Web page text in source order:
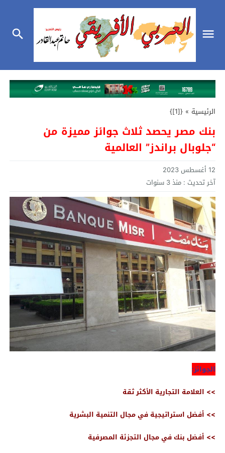
الرئيسية »
{[1]}
بنك مصر يحصد ثلاث جوائز مميزة من
“جلوبال براندز” العالمية
12 أغسطس 2023
آخر تحديث : منذ 3 سنوات
الجوائز:
>> العلامة التجارية الأكثر ثقة
>> أفضل استراتيجية في مجال التنمية البشرية
>> أفضل بنك في مجال التجزئة المصرفية